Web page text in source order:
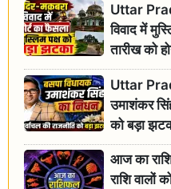
Uttar
विवाद में
तारीख को
Uttar
उमाशंकर
को बड़ा
आज का
राशि वालों